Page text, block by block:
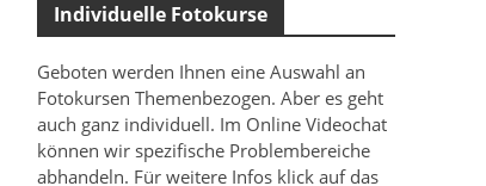
Individuelle Fotokurse
Geboten werden Ihnen eine Auswahl an
Fotokursen Themenbezogen. Aber es geht
auch ganz individuell. Im Online Videochat
können wir spezifische Problembereiche
abhandeln. Für weitere Infos klick auf das